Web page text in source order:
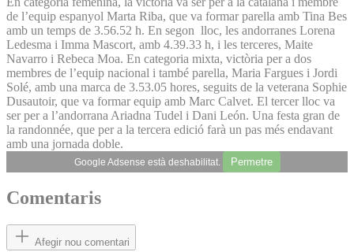
de l’equip espanyol Marta Riba, que va formar parella amb Tina Bes
amb un temps de 3.56.52 h. En segon lloc, les andorranes Lorena
Ledesma i Imma Mascort, amb 4.39.33 h, i les terceres, Maite
Navarro i Rebeca Moa. En categoria mixta, victòria per a dos
membres de l’equip nacional i també parella, Maria Fargues i Jordi
Solé, amb una marca de 3.53.05 hores, seguits de la veterana Sophie
Dusautoir, que va formar equip amb Marc Calvet. El tercer lloc va
ser per a l’andorrana Ariadna Tudel i Dani León. Una festa gran de
la randonnée, que per a la tercera edició farà un pas més endavant
amb una jornada doble.
Google Adsense està deshabilitat. Permetre
Comentaris
Afegir nou comentari